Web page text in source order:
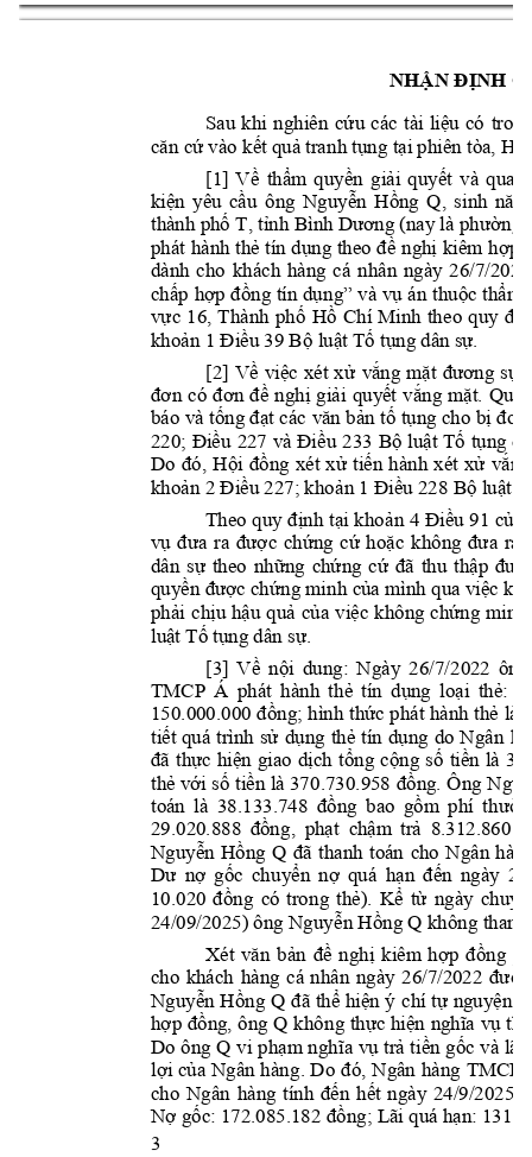
3
NHẬN ĐỊNH
Sau khi nghiên cứu các tài liệu có
căn cứ vào kết quả tranh tụng tại phiên tòa, H
[1] Về thẩm quyền giải quyết và quan
kiện yêu cầu ông Nguyễn Hồng Q, sinh
thành phố T, tỉnh Bình Dương (nay là phường
phát hành thẻ tín dụng theo đề nghị kiêm hợp
dành cho khách hàng cá nhân ngày 26/7/202
chấp hợp đồng tín dụng” và vụ án thuộc thẩm
vực 16, Thành phố Hồ Chí Minh theo quy đị
khoản 1 Điều 39 Bộ luật Tố tụng dân sự.
[2] Về việc xét xử vắng mặt đương sự:
đơn có đơn đề nghị giải quyết vắng mặt. Quá
báo và tống đạt các văn bản tố tụng cho bị đ
220; Điều 227 và Điều 233 Bộ luật Tố tụng
Do đó, Hội đồng xét xử tiến hành xét xử
khoản 2 Điều 227; khoản 1 Điều 228 Bộ luật
Theo quy định tại khoản 4 Điều 91 của
vụ đưa ra được chứng cứ hoặc không đưa ra
dân sự theo những chứng cứ đã thu thập đư
quyền được chứng minh của mình qua việc
phải chịu hậu quả của việc không chứng min
luật Tố tụng dân sự.
[3] Về nội dung: Ngày 26/7/2022 ôn
TMCP Á phát hành thẻ tín dụng loại thẻ:
150.000.000 đồng; hình thức phát hành thẻ là
tiết quá trình sử dụng thẻ tín dụng do Ngân
đã thực hiện giao dịch tổng cộng số tiền là
thẻ với số tiền là 370.730.958 đồng. Ông Ngu
toán là 38.133.748 đồng bao gồm phí t
29.020.888 đồng, phạt chậm trả 8.312.860
Nguyễn Hồng Q đã thanh toán cho Ngân hà
Dư nợ gốc chuyển nợ quá hạn đến ngày 21
10.020 đồng có trong thẻ). Kể từ ngày chuy
24/09/2025) ông Nguyễn Hồng Q không
Xét văn bản đề nghị kiêm hợp đồng
cho khách hàng cá nhân ngày 26/7/2022 đư
Nguyễn Hồng Q đã thể hiện ý chí tự nguyện
hợp đồng, ông Q không thực hiện nghĩa vụ
Do ông Q vi phạm nghĩa vụ trả tiền gốc và lãi
lợi của Ngân hàng. Do đó, Ngân hàng TMCP
cho Ngân hàng tính đến hết ngày 24/9/2025
Nợ gốc: 172.085.182 đồng; Lãi quá hạn: 131.